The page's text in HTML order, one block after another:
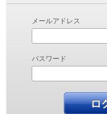
メールアドレス
パスワード